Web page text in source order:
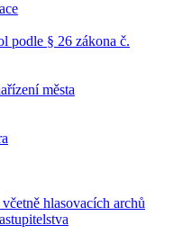
podle § 26 zákona č.
města
hlasovacích archů